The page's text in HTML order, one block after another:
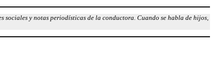
sociales y notas periodísticas de la conductora. Cuando se habla de hijos,